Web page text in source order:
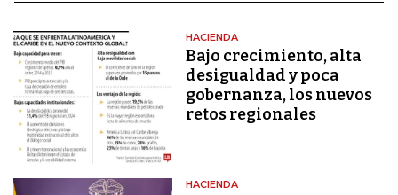
HACIENDA
Bajo crecimiento, alta
desigualdad y poca
gobernanza, los nuevos
retos regionales
HACIENDA